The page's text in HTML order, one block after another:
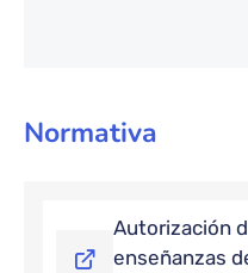
Normativa
Autorización
enseñanzas